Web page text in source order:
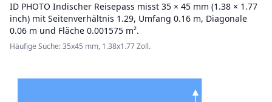
ID PHOTO Indischer Reisepass misst 35 × 45 mm (1.38 × 1.77
inch) mit Seitenverhältnis 1.29, Umfang 0.16 m, Diagonale
0.06 m und Fläche 0.001575 m².
Häufige Suche: 35x45 mm, 1.38x1.77 Zoll.